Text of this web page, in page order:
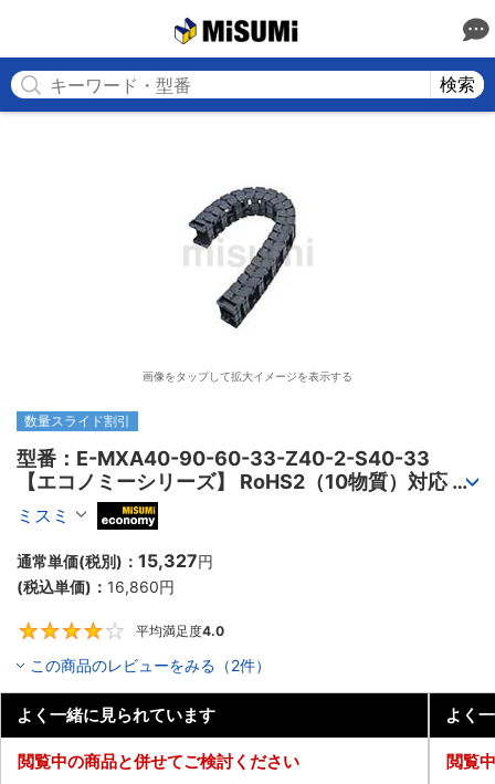
検索
画像をタップして拡大イメージを表示する
数量スライド割引
型番：E-MXA40-90-60-33-Z40-2-S40-33
【エコノミーシリーズ】 RoHS2（10物質）対応 ケ
ーブルキャリア 低発塵・低騒音タイプ
ミスミ
通常単価(税別)： 15,327円
(税込単価)： 16,860円
平均満足度4.0
この商品のレビューをみる（2件）
よく一緒に見られています
閲覧中の商品と併せてご検討ください
よく
閲覧